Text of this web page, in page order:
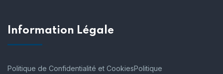
Information Légale
Politique de Confidentialité et CookiesPolitique